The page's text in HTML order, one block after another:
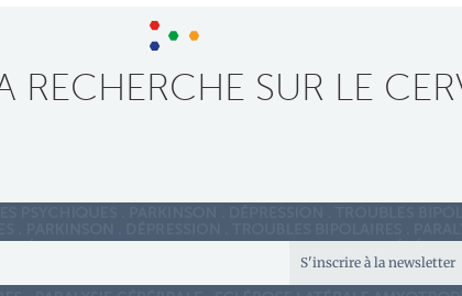
RECHERCHE SUR LE
S'inscrire à la newsletter